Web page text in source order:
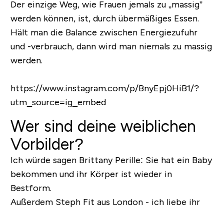
Der einzige Weg, wie Frauen jemals zu „massig”
werden können, ist, durch übermäßiges Essen.
Hält man die Balance zwischen Energiezufuhr
und -verbrauch, dann wird man niemals zu massig
werden.
https://www.instagram.com/p/BnyEpj0HiB1/?
utm_source=ig_embed
Wer sind deine weiblichen
Vorbilder?
Ich würde sagen Brittany Perille: Sie hat ein Baby
bekommen und ihr Körper ist wieder in
Bestform.
Außerdem Steph Fit aus London - ich liebe ihr